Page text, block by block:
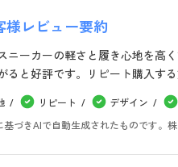
様レビュー要約
ニーカーの軽さと履き心地を高
ると好評です。リピート購入す
リピート デザイン
づきAIで自動生成されたものです。